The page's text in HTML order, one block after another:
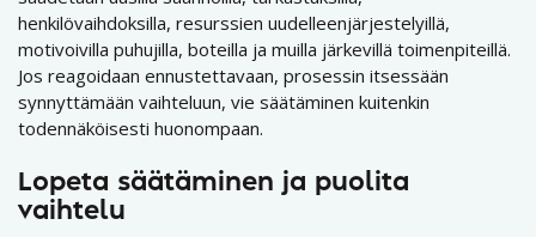
henkilövaihdoksilla, resurssien uudelleenjärjestelyillä,
motivoivilla puhujilla, boteilla ja muilla järkevillä toimenpiteillä.
Jos reagoidaan ennustettavaan, prosessin itsessään
synnyttämään vaihteluun, vie säätäminen kuitenkin
todennäköisesti huonompaan.
Lopeta säätäminen ja puolita
vaihtelu